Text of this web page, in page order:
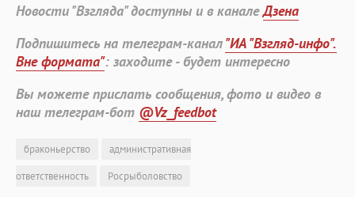
Новости "Взгляда" доступны и в каналеДзена
Подпишитесь на телеграм-канал"ИА "Взгляд-инфо".
Вне формата": заходите - будет интересно
Вы можете прислать сообщения, фото и видео в
наш телеграм-бот @Vz_feedbot
браконьерство
административная
ответственность
Росрыболовство